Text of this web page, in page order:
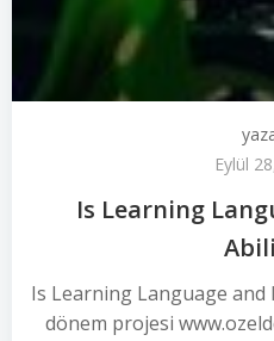
Eylül
Is Learning
Is Learning Language
dönem projesi